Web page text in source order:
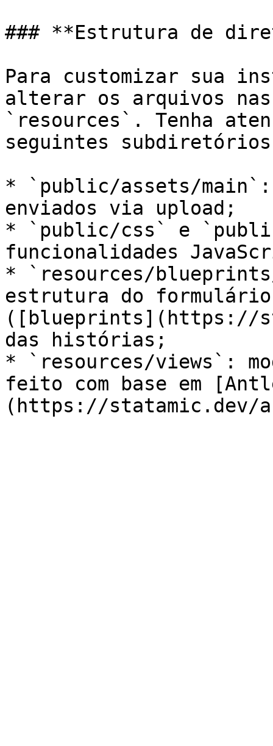
### **Estrutura de
Para customizar sua
alterar os arquivos
`resources`. Tenha
seguintes
* `public/assets/
enviados via upload;
* `public/css` e
funcionalidades
* `resources/
estrutura do formulário
([blueprints](https://
das histórias;
* `resources/views`:
feito com base em